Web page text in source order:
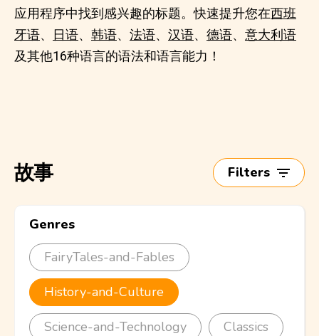
应用程序中找到感兴趣的标题。快速提升您在西班
牙语、 日语、 韩语、 法语、 汉语、 德语、 意大利语
及其他16种语言的语法和语言能力！
故事 Filters
Genres
FairyTales-and-Fables
History-and-Culture
Science-and-Technology Classics